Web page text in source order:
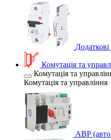
Комутація та
Комутація та
Комутація та управління
АВР